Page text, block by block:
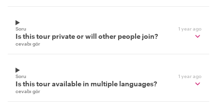
Soru 1 year ago
Is this tour private or will other people join?
cevabı gör
Soru 1 year ago
Is this tour available in multiple languages?
cevabı gör